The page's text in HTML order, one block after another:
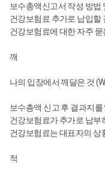
보수총액신고서 작성 방법
건강보험료 추가로 납입할
건강보험료에 대한 자주 묻
깨
나의 입장에서 깨달은 것
보수총액 신고 후 결과지
건강보험료가 추가로 납부
건강보험료는 대표자의 상
적